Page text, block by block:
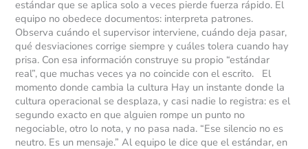
estándar que se aplica solo a veces pierde fuerza rápido. El
equipo no obedece documentos: interpreta patrones.
Observa cuándo el supervisor interviene, cuándo deja pasar,
qué desviaciones corrige siempre y cuáles tolera cuando hay
prisa. Con esa información construye su propio “estándar
real”, que muchas veces ya no coincide con el escrito. El
momento donde cambia la cultura Hay un instante donde la
cultura operacional se desplaza, y casi nadie lo registra: es el
segundo exacto en que alguien rompe un punto no
negociable, otro lo nota, y no pasa nada. “Ese silencio no es
neutro. Es un mensaje.” Al equipo le dice que el estándar, en